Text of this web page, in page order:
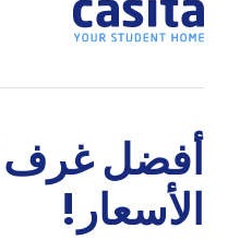
أفضل غرف
الأسعار!